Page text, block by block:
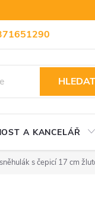
Likvidace
HLEDAT
A KANCELÁŘ
s čepicí 17 cm